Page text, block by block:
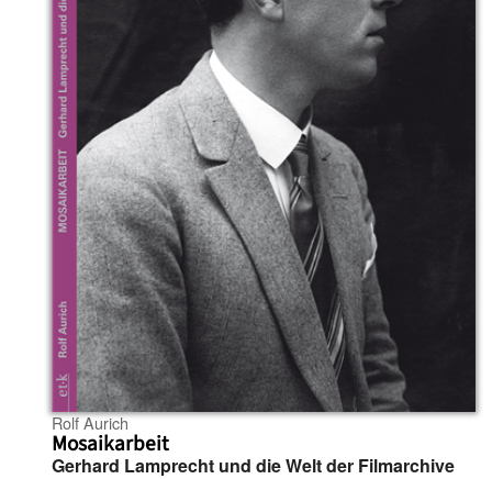
Rolf Aurich
Mosaikarbeit
Gerhard Lamprecht und die Welt der Filmarchive